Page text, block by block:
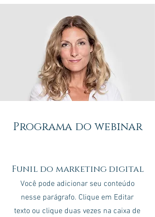
Programa do webinar
Funil do marketing digital
Você pode adicionar seu conteúdo
nesse parágrafo. Clique em Editar
texto ou clique duas vezes na caixa de